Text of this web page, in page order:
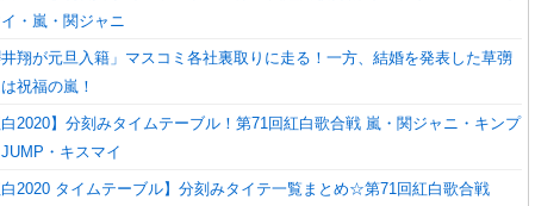
・嵐・関ジャニ
井翔が元旦入籍」マスコミ各社裏取りに走る！一方、結婚を発表した草彅
祝福の嵐！
白2020】分刻みタイムテーブル！第71回紅白歌合戦 嵐・関ジャニ・キンプ
JUMP・キスマイ
白2020 タイムテーブル】分刻みタイテ一覧まとめ☆第71回紅白歌合戦